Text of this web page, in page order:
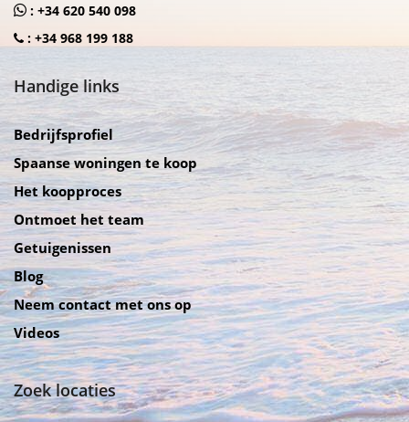
: +34 620 540 098
: +34 968 199 188
Handige links
Bedrijfsprofiel
Spaanse woningen te koop
Het koopproces
Ontmoet het team
Getuigenissen
Blog
Neem contact met ons op
Videos
Zoek locaties